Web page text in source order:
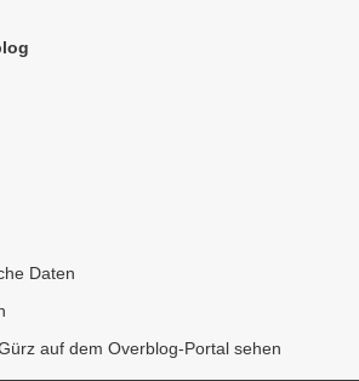
Daten
auf dem Overblog-Portal sehen